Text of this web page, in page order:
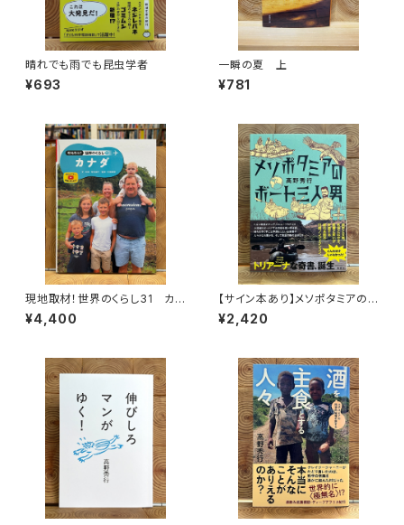
晴れでも雨でも昆虫学者
¥693
一瞬の夏 上
¥781
現地取材！世界のくらし31 カナ
ダ
¥4,400
【サイン本あり】メソポタミアの
ボート三人男
¥2,420